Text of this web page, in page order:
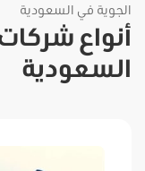
الجوية في السعودية
أنواع
السعودية